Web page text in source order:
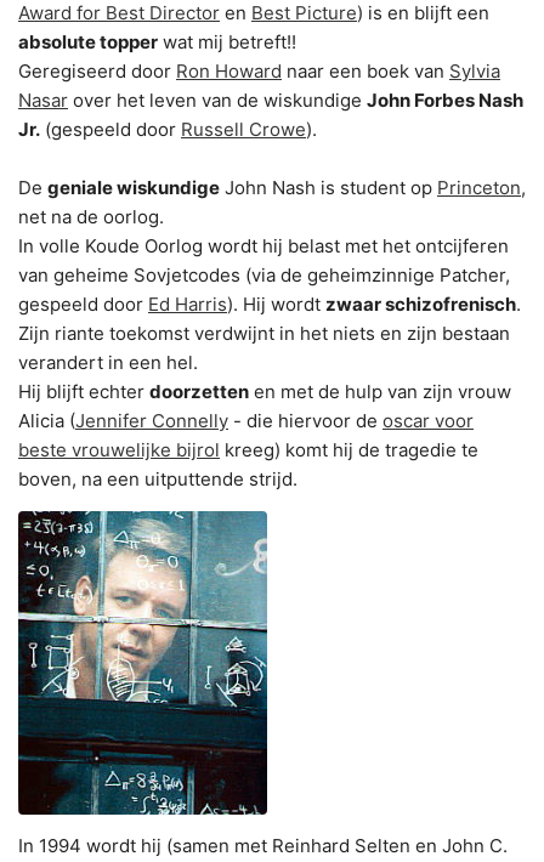
Award for Best Director en Best Picture) is en blijft een
absolute topper wat mij betreft!!
Geregiseerd door Ron Howard naar een boek van Sylvia
Nasar over het leven van de wiskundige John Forbes Nash
Jr. (gespeeld door Russell Crowe).
De geniale wiskundige John Nash is student op Princeton,
net na de oorlog.
In volle Koude Oorlog wordt hij belast met het ontcijferen
van geheime Sovjetcodes (via de geheimzinnige Patcher,
gespeeld door Ed Harris). Hij wordt zwaar schizofrenisch.
Zijn riante toekomst verdwijnt in het niets en zijn bestaan
verandert in een hel.
Hij blijft echter doorzetten en met de hulp van zijn vrouw
Alicia (Jennifer Connelly - die hiervoor de oscar voor
beste vrouwelijke bijrol kreeg) komt hij de tragedie te
boven, na een uitputtende strijd.
In 1994 wordt hij (samen met Reinhard Selten en John C.